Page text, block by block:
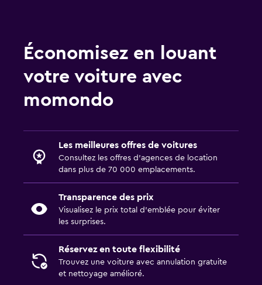
Économisez en louant
votre voiture avec
momondo
Les meilleures offres de voitures
Consultez les offres d’agences de location
dans plus de 70 000 emplacements.
Transparence des prix
Visualisez le prix total d’emblée pour éviter
les surprises.
Réservez en toute flexibilité
Trouvez une voiture avec annulation gratuite
et nettoyage amélioré.